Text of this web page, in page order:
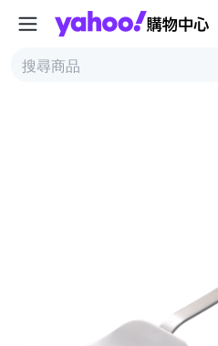
簡介 評價 (2)